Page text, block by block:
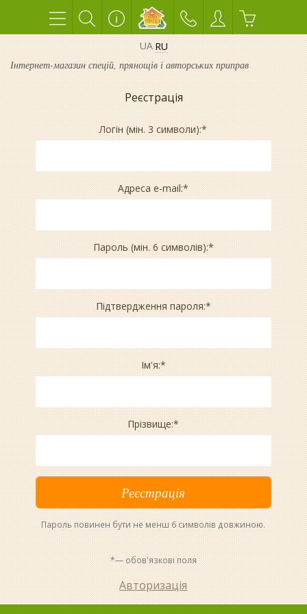
UA RU
Інтернет-магазин спецій, прянощів і авторських приправ
Реєстрація
Логін (мін. 3 символи):*
Адреса e-mail:*
Пароль (мін. 6 символів):*
Підтвердження пароля:*
Ім'я:*
Прізвище:*
Пароль повинен бути не менш 6 символів довжиною.
*— обов'язкові поля
Авторизація